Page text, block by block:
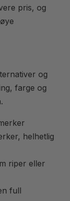
pris, og
og
farge og
helhetlig
riper eller
full